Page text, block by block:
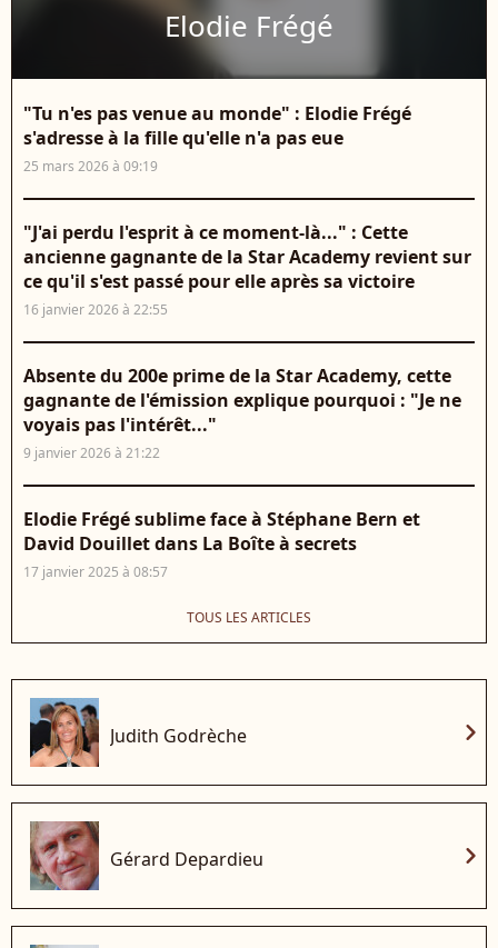
Elodie Frégé
"Tu n'es pas venue au monde" : Elodie Frégé
s'adresse à la fille qu'elle n'a pas eue
25 mars 2026 à 09:19
"J'ai perdu l'esprit à ce moment-là..." : Cette
ancienne gagnante de la Star Academy revient sur
ce qu'il s'est passé pour elle après sa victoire
16 janvier 2026 à 22:55
Absente du 200e prime de la Star Academy, cette
gagnante de l'émission explique pourquoi : "Je ne
voyais pas l'intérêt..."
9 janvier 2026 à 21:22
Elodie Frégé sublime face à Stéphane Bern et
David Douillet dans La Boîte à secrets
17 janvier 2025 à 08:57
TOUS LES ARTICLES
Judith Godrèche chevron_right
Gérard Depardieu chevron_right